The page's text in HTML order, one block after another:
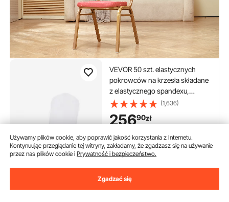
VEVOR 50 szt. elastycznych
pokrowców na krzesła składane
z elastycznego spandexu,
uniwersalny pokrowiec na
krzesło, zdejmowane i nadające
się do prania, na wesela, święta,
bankiety, imprezy,
(1,636)
25690zł
2.9K+ Wyświetleń Ostatnio
w magazynie.
Używamy plików cookie, aby poprawić jakość korzystania z Internetu.
Kontynuując przeglądanie tej witryny, zakładamy, że zgadzasz się na używanie
przez nas plików cookie iPrywatność i bezpieczeństwo.
Zgadzać się